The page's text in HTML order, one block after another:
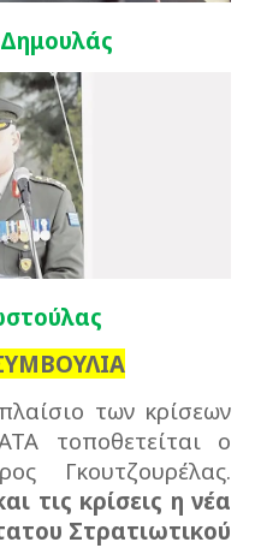
των κρίσεων
τοποθετείται ο
Γκουτζουρέλας.
τις κρίσεις η νέα
Στρατιωτικού